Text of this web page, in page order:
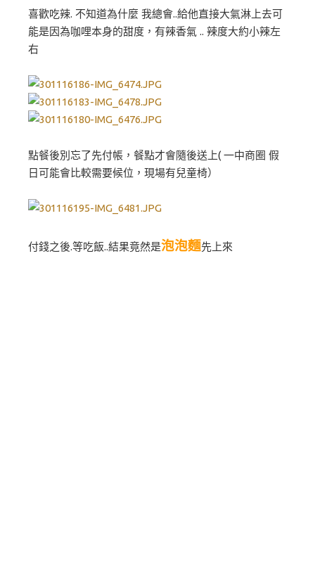
喜歡吃辣. 不知道為什麼 我總會..給他直接大氣淋上去可
能是因為咖哩本身的甜度，有辣香氣 .. 辣度大約小辣左
右
點餐後別忘了先付帳，餐點才會隨後送上( 一中商圈 假
日可能會比較需要候位，現場有兒童椅）
付錢之後.等吃飯..結果竟然是泡泡麵先上來